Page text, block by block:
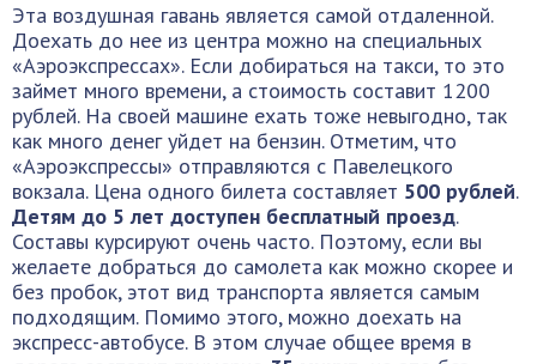
Эта воздушная гавань является самой отдаленной.
Доехать до нее из центра можно на специальных
«Аэроэкспрессах». Если добираться на такси, то это
займет много времени, а стоимость составит 1200
рублей. На своей машине ехать тоже невыгодно, так
как много денег уйдет на бензин. Отметим, что
«Аэроэкспрессы» отправляются с Павелецкого
вокзала. Цена одного билета составляет 500 рублей.
Детям до 5 лет доступен бесплатный проезд.
Составы курсируют очень часто. Поэтому, если вы
желаете добраться до самолета как можно скорее и
без пробок, этот вид транспорта является самым
подходящим. Помимо этого, можно доехать на
экспресс-автобусе. В этом случае общее время в